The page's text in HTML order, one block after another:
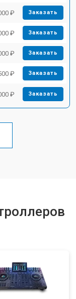
₽ Заказать
₽ Заказать
₽ Заказать
₽ Заказать
₽ Заказать